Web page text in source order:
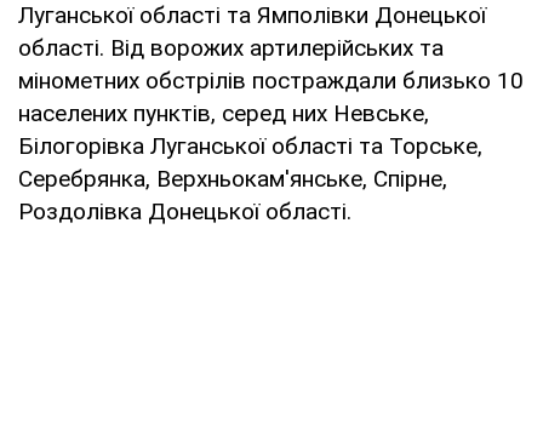
Луганської області та Ямполівки Донецької
області. Від ворожих артилерійських та
мінометних обстрілів постраждали близько 10
населених пунктів, серед них Невське,
Білогорівка Луганської області та Торське,
Серебрянка, Верхньокам'янське, Спірне,
Роздолівка Донецької області.